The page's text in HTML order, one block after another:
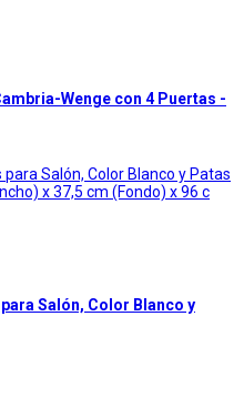
Wenge con 4 Puertas -
Salón, Color Blanco y